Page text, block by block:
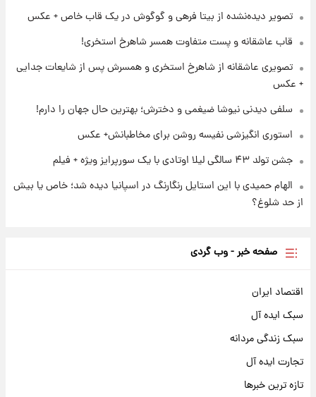
تصاویر عمامه بستن به شیوه خاتمی/ویدیو
تصویر دیده‌نشده از بیتا فرهی و گوگوش در یک قاب خاص + عکس
قاب عاشقانه و پست متفاوت همسر شاهرخ استخری!
تصویری عاشقانه از شاهرخ استخری و همسرش پس از شایعات جدایی
+ عکس
سلفی دیدنی نیوشا ضیغمی و دخترش؛ بهترین حال جهان را دارم!
استوری انگیزشی نفیسه روشن برای مخاطبانش+ عکس
جشن تولد ۴۳ سالگی لیلا اوتادی با یک سورپرایز ویژه + فیلم
الهام حمیدی با این استایل رنگارنگ در اسپانیا دیده شد؛ خاص یا بیش
از حد شلوغ؟
صفحه خبر - وب گردی
اقتصاد ایران
سبک ایده آل
سبک زندگی مردانه
تجارت ایده آل
تازه ترین خبرها